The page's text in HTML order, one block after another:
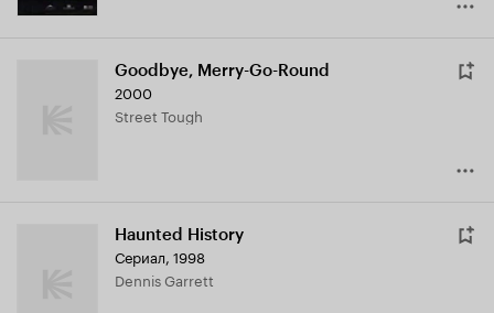
Goodbye, Merry-Go-Round
2000
Street Tough
Haunted History
Сериал, 1998
Dennis Garrett